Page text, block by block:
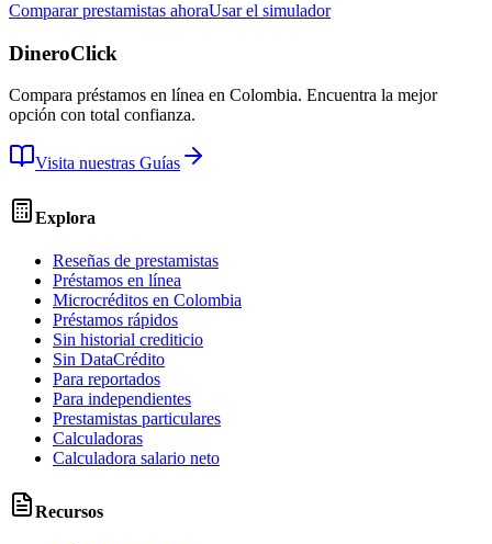
Comparar prestamistas ahoraUsar el simulador
DineroClick
Compara préstamos en línea en Colombia. Encuentra la mejor
opción con total confianza.
Visita nuestras Guías
Explora
Reseñas de prestamistas
Préstamos en línea
Microcréditos en Colombia
Préstamos rápidos
Sin historial crediticio
Sin DataCrédito
Para reportados
Para independientes
Prestamistas particulares
Calculadoras
Calculadora salario neto
Recursos